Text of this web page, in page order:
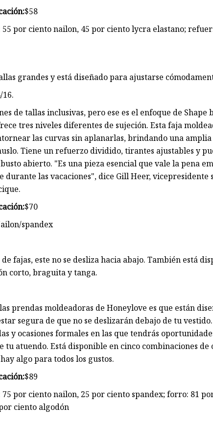
$58
55 por ciento nailon, 45 por ciento lycra elastano;
grandes y está diseñado para ajustarse
de tallas inclusivas, pero ese es el enfoque de Shape
tres niveles diferentes de sujeción. Esta faja
las curvas sin aplanarlas, brindando una
Tiene un refuerzo dividido, tirantes ajustables y
abierto. "Es una pieza esencial que vale la pena
durante las vacaciones", dice Gill Heer, vicepresidente
$70
spandex
fajas, este no se desliza hacia abajo. También está
corto, braguita y tanga.
prendas moldeadoras de Honeylove es que están
segura de que no se deslizarán debajo de tu
y ocasiones formales en las que tendrás
atuendo. Está disponible en cinco combinaciones de
algo para todos los gustos.
$89
75 por ciento nailon, 25 por ciento spandex; forro: 81
ciento algodón